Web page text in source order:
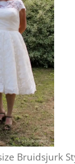
Bruidsjurk